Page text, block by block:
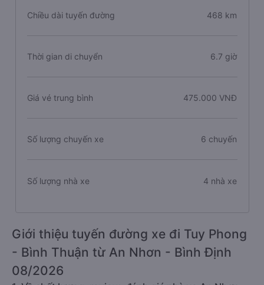
Chiều dài tuyến đường 468 km
Thời gian di chuyển 6.7 giờ
Giá vé trung bình 475.000 VNĐ
Số lượng chuyến xe 6 chuyến
Số lượng nhà xe 4 nhà xe
Giới thiệu tuyến đường xe đi Tuy Phong
- Bình Thuận từ An Nhơn - Bình Định
08/2026